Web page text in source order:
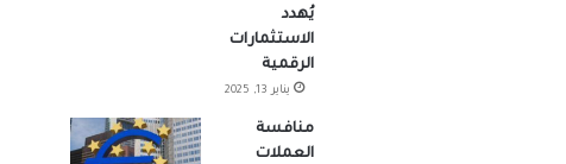
يُهدد
الاستثمارات
الرقمية
يناير 13, 2025
منافسة
العملات